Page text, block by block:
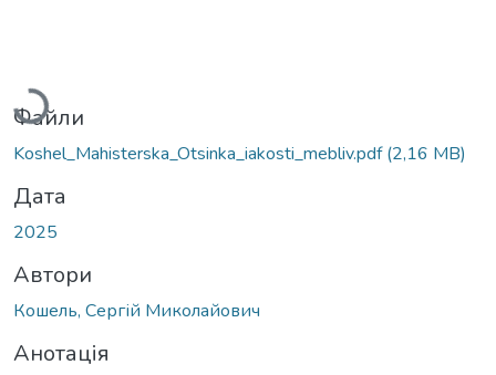
Вантажиться...
Файли
Koshel_Mahisterska_Otsinka_iakosti_mebliv.pdf(2,16 MB)
Дата
2025
Автори
Кошель, Сергій Миколайович
Анотація